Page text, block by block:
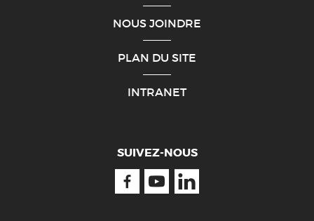
NOUS JOINDRE
PLAN DU SITE
INTRANET
SUIVEZ-NOUS
FacebookYoutubeLinkedin